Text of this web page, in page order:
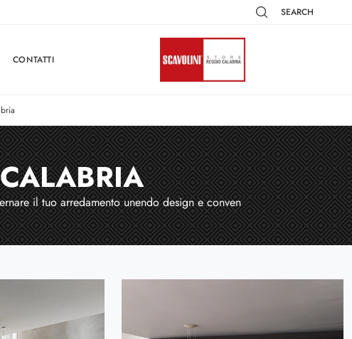
SEARCH
CONTATTI
il tuo arredamento unendo design e conven